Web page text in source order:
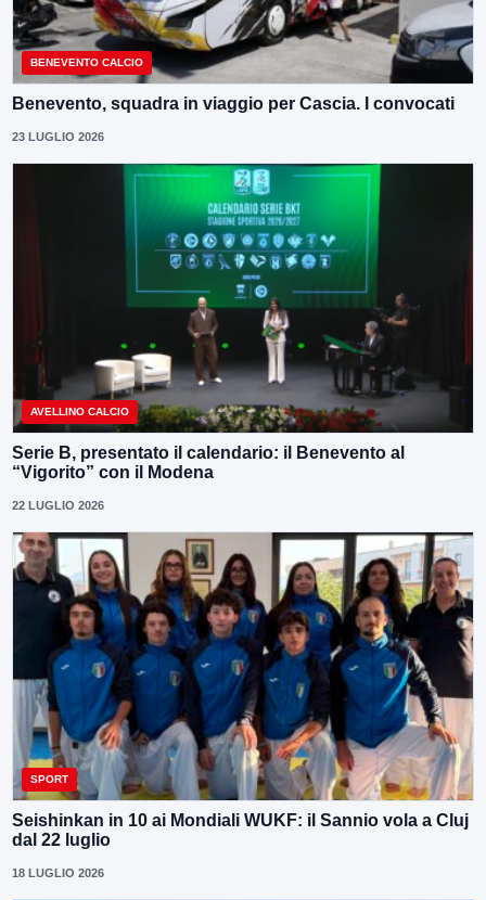
BENEVENTO CALCIO
Benevento, squadra in viaggio per Cascia. I convocati
23 LUGLIO 2026
AVELLINO CALCIO
Serie B, presentato il calendario: il Benevento al
“Vigorito” con il Modena
22 LUGLIO 2026
SPORT
Seishinkan in 10 ai Mondiali WUKF: il Sannio vola a Cluj
dal 22 luglio
18 LUGLIO 2026